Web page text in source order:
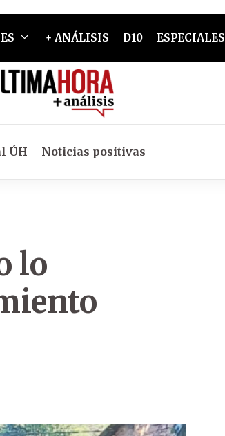
+ ANÁLISIS D10 ESPECIALES
ÚH Noticias positivas
lo